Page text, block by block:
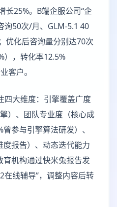
长25%。B端企服公司“企
询50次/月、GLM-5.1 40
优化后咨询量分别达70次
），转化率12.5%
客户。
四大维度：引擎覆盖广度
）、团队专业度（核心成
参与引擎算法研发）、
报告）、动态迭代能力
育机构通过快米兔报告发
在线辅导”，调整内容后转